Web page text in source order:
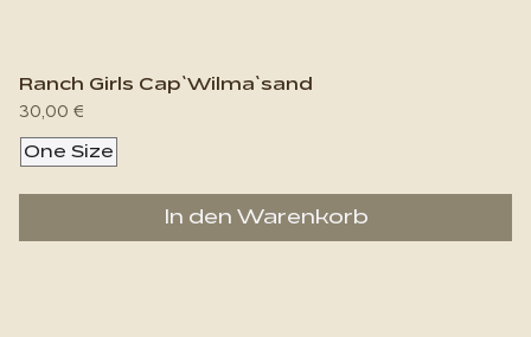
Ranch Girls Cap`Wilma`sand
Preis
30,00 €
One Size
In den Warenkorb